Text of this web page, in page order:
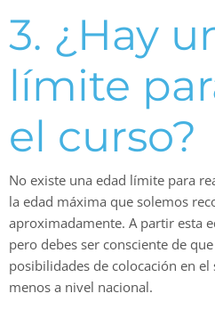
3. ¿Hay
límite
el curso?
No existe una edad límite para
la edad máxima que solemos
aproximadamente. A partir esta
pero debes ser consciente de
posibilidades de colocación en
menos a nivel nacional.